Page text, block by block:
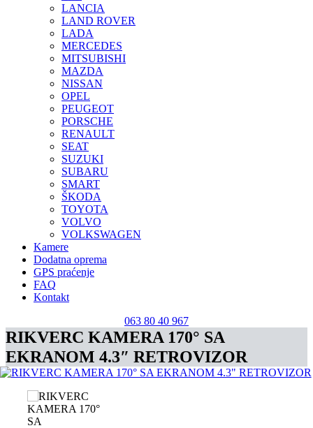
LANCIA
LAND ROVER
LADA
MERCEDES
MITSUBISHI
MAZDA
NISSAN
OPEL
PEUGEOT
PORSCHE
RENAULT
SEAT
SUZUKI
SUBARU
SMART
ŠKODA
TOYOTA
VOLVO
VOLKSWAGEN
Kamere
Dodatna oprema
GPS praćenje
FAQ
Kontakt
063 80 40 967
RIKVERC KAMERA 170° SA
EKRANOM 4.3″ RETROVIZOR